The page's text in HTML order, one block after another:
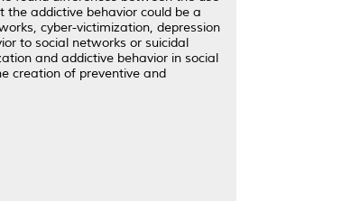
the addictive behavior could be a
cyber-victimization, depression
to social networks or suicidal
and addictive behavior in social
creation of preventive and